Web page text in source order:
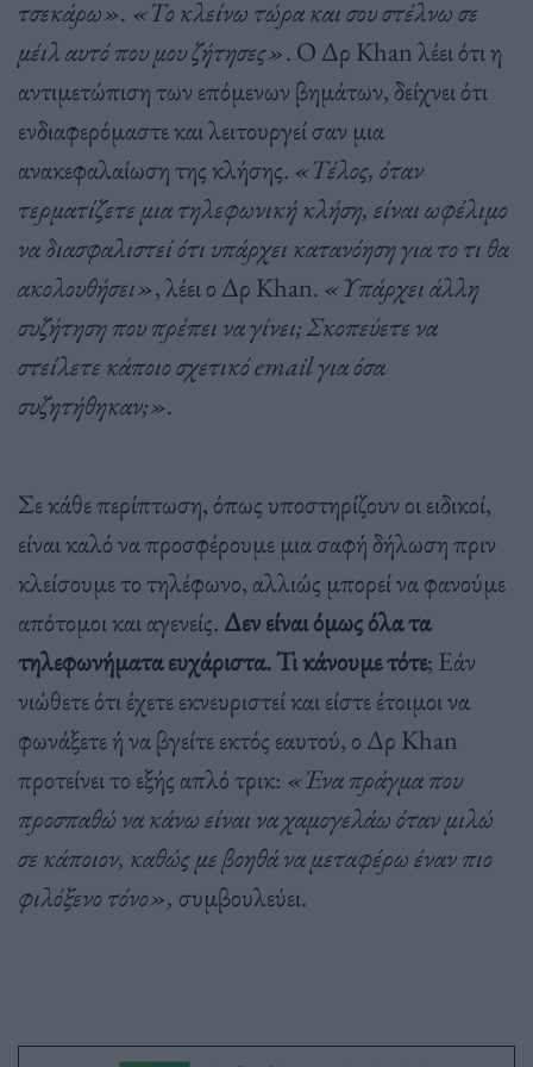
τσεκάρω». «Το κλείνω τώρα και σου στέλνω σε
μέιλ αυτό που μου ζήτησες». Ο Δρ Khan λέει ότι η
αντιμετώπιση των επόμενων βημάτων, δείχνει ότι
ενδιαφερόμαστε και λειτουργεί σαν μια
ανακεφαλαίωση της κλήσης. «Τέλος, όταν
τερματίζετε μια τηλεφωνική κλήση, είναι ωφέλιμο
να διασφαλιστεί ότι υπάρχει κατανόηση για το τι θα
ακολουθήσει», λέει ο Δρ Khan. «Υπάρχει άλλη
συζήτηση που πρέπει να γίνει; Σκοπεύετε να
στείλετε κάποιο σχετικό email για όσα
συζητήθηκαν;».
Σε κάθε περίπτωση, όπως υποστηρίζουν οι ειδικοί,
είναι καλό να προσφέρουμε μια σαφή δήλωση πριν
κλείσουμε το τηλέφωνο, αλλιώς μπορεί να φανούμε
απότομοι και αγενείς. Δεν είναι όμως όλα τα
τηλεφωνήματα ευχάριστα. Τι κάνουμε τότε; Εάν
νιώθετε ότι έχετε εκνευριστεί και είστε έτοιμοι να
φωνάξετε ή να βγείτε εκτός εαυτού, ο Δρ Khan
προτείνει το εξής απλό τρικ: «Ένα πράγμα που
προσπαθώ να κάνω είναι να χαμογελάω όταν μιλώ
σε κάποιον, καθώς με βοηθά να μεταφέρω έναν πιο
φιλόξενο τόνο», συμβουλεύει.